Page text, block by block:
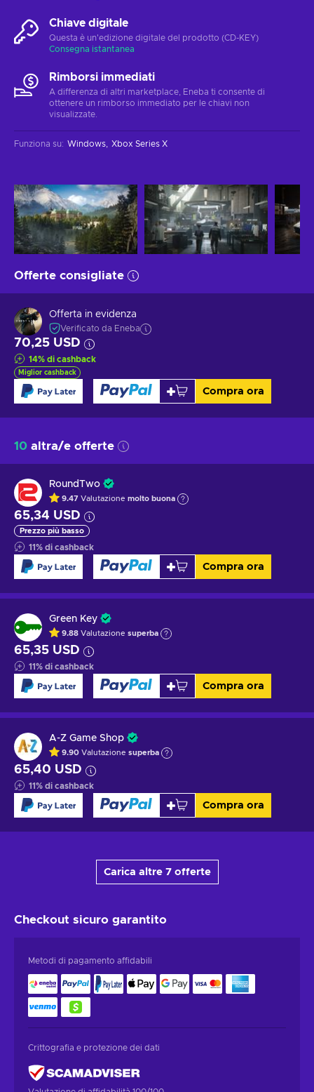
Chiave digitale
Questa è un'edizione digitale del prodotto (CD-KEY)
Consegna istantanea
Rimborsi immediati
A differenza di altri marketplace, Eneba ti consente di
ottenere un rimborso immediato per le chiavi non
visualizzate.
Funziona su: Windows Xbox Series X
Offerte consigliate
Offerta in evidenza
Verificato da Eneba
70,25 USD
14% di cashback
Miglior cashback
Compra ora
10 altra/e offerte
RoundTwo
9.47 Valutazione molto buona
65,34 USD
Prezzo più basso
11% di cashback
Compra ora
Green Key
9.88 Valutazione superba
65,35 USD
11% di cashback
Compra ora
A-Z Game Shop
9.90 Valutazione superba
65,40 USD
11% di cashback
Compra ora
Carica altre 7 offerte
Checkout sicuro garantito
Metodi di pagamento affidabili
Crittografia e protezione dei dati